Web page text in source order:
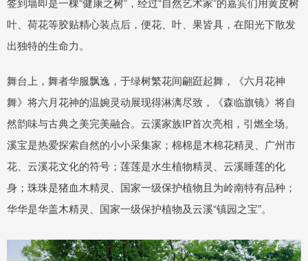
叶、荷花等胶贴精心装点后，便花、叶、果皆具，在阳光下散发
出独特的生命力。
舞台上，舞者华服飘逸，于绿树繁花间翩跹起舞，《六月花神
舞》将六月花神的温婉灵动展现得淋漓尽致，《森临旗镜》将自
然韵味与古典之美完美融合。云溪家族IP首次亮相，引燃全场。
溪宝是热爱探索自然的小小采集家；棉棉是木棉花精灵、广州市
花、云溪花文化的符号；莲莲是水生植物精灵、云溪睡莲的化
身；珠珠是猪血木精灵、国家一级保护植物且为岭南特有品种；
华华是华盖木精灵、国家一级保护植物及云溪“镇园之宝”。